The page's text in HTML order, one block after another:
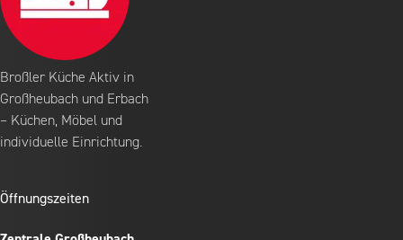
Broßler Küche Aktiv in
Großheubach und Erbach
– Küchen, Möbel und
individuelle Einrichtung.
Öffnungszeiten